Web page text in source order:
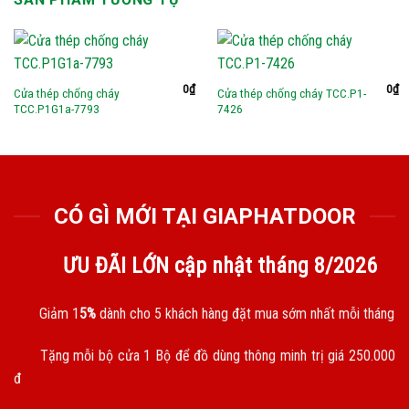
Cửa thép chống cháy
TCC.P1G1a-7793
0₫
Cửa thép chống cháy TCC.P1-
7426
0₫
CÓ GÌ MỚI TẠI GIAPHATDOOR
ƯU ĐÃI LỚN cập nhật tháng 8/2026
Giảm 15% dành cho 5 khách hàng đặt mua sớm nhất mỗi tháng
Tặng mỗi bộ cửa 1 Bộ để đồ dùng thông minh trị giá 250.000
đ